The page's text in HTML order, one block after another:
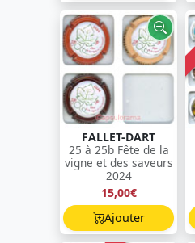
FALLET-DART
25 à 25b Fête de la
vigne et des saveurs
2024
15,00€
Ajouter